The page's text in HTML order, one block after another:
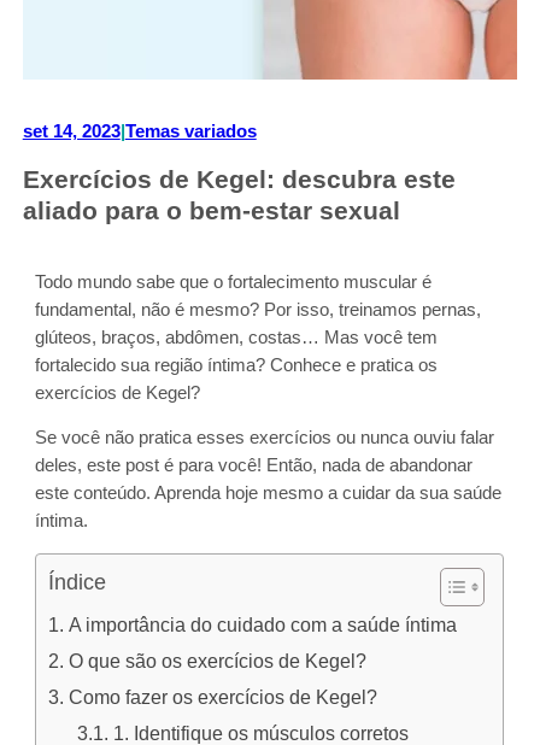
set 14, 2023| Temas variados
Exercícios de Kegel: descubra este
aliado para o bem-estar sexual
Todo mundo sabe que o fortalecimento muscular é
fundamental, não é mesmo? Por isso, treinamos pernas,
glúteos, braços, abdômen, costas… Mas você tem
fortalecido sua região íntima? Conhece e pratica os
exercícios de Kegel?
Se você não pratica esses exercícios ou nunca ouviu falar
deles, este post é para você! Então, nada de abandonar
este conteúdo. Aprenda hoje mesmo a cuidar da sua saúde
íntima.
Índice
A importância do cuidado com a saúde íntima
O que são os exercícios de Kegel?
Como fazer os exercícios de Kegel?
1. Identifique os músculos corretos